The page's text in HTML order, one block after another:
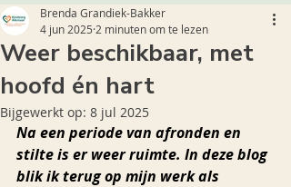
Weer beschikbaar, met
hoofd én hart
Brenda Grandiek-Bakker
4 jun 2025 2 minuten om te lezen
Bijgewerkt op: 8 jul 2025
Na een periode van afronden en
stilte is er weer ruimte. In deze blog
blik ik terug op mijn werk als